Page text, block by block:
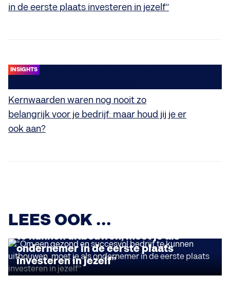
in de eerste plaats investeren in jezelf”
INSIGHTS
Kernwaarden waren nog nooit zo
belangrijk voor je bedrijf: maar houd jij je er
ook aan?
LEES OOK ...
“Om een gezond en succesvol bedrijf
te kunnen uitbouwen, moet je als
ondernemer in de eerste plaats
investeren in jezelf”
INSIGHTS